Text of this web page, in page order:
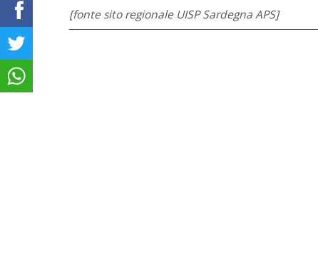
[fonte sito regionale UISP Sardegna APS]